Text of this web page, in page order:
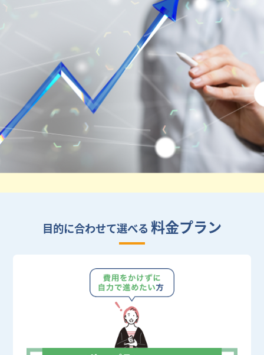
目的に合わせて選べる 料金プラン